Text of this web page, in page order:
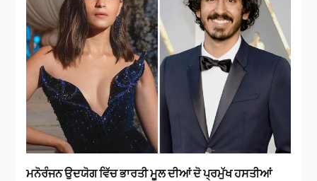
ਮਨੋਰੰਜਨ ਉਦਯੋਗ ਵਿੱਚ ਭਾਰਤੀ ਮੂਲ ਦੀਆਂ ਦੋ ਪ੍ਰਮੁੱਖ ਹਸਤੀਆਂ